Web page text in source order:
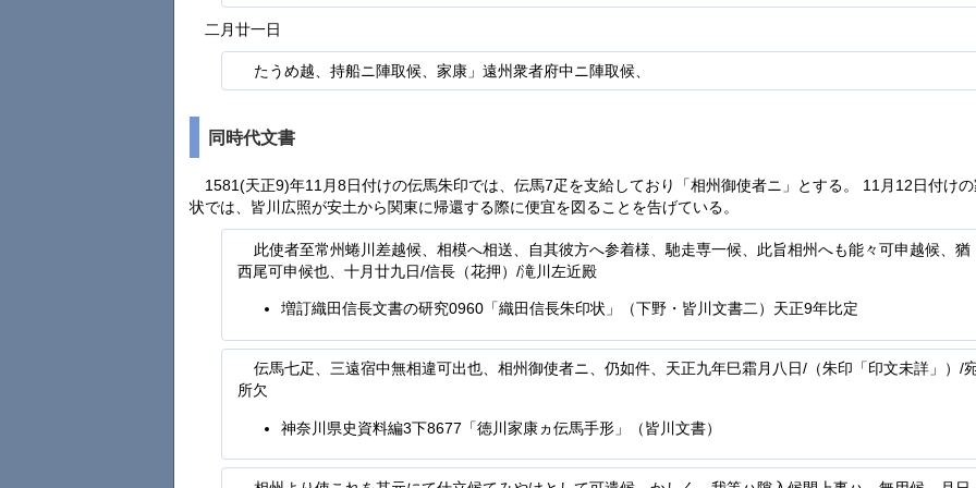
二月廿一日
たうめ越、持船ニ陣取候、家康」遠州衆者府中ニ陣取候、
同時代文書
1581(天正9)年11月8日付けの伝馬朱印では、伝馬7疋を支給しており「相州御使者ニ」とする。 11月12日付け
状では、皆川広照が安土から関東に帰還する際に便宜を図ることを告げている。
此使者至常州蜷川差越候、相模へ相送、自其彼方へ参着様、馳走専一候、此旨相州へも能々可申越候、猶
西尾可申候也、十月廿九日/信長（花押）/滝川左近殿
増訂織田信長文書の研究0960「織田信長朱印状」（下野・皆川文書二）天正9年比定
伝馬七疋、三遠宿中無相違可出也、相州御使者ニ、仍如件、天正九年巳霜月八日/（朱印「印文未詳」）/
所欠
神奈川県史資料編3下8677「徳川家康ヵ伝馬手形」（皆川文書）